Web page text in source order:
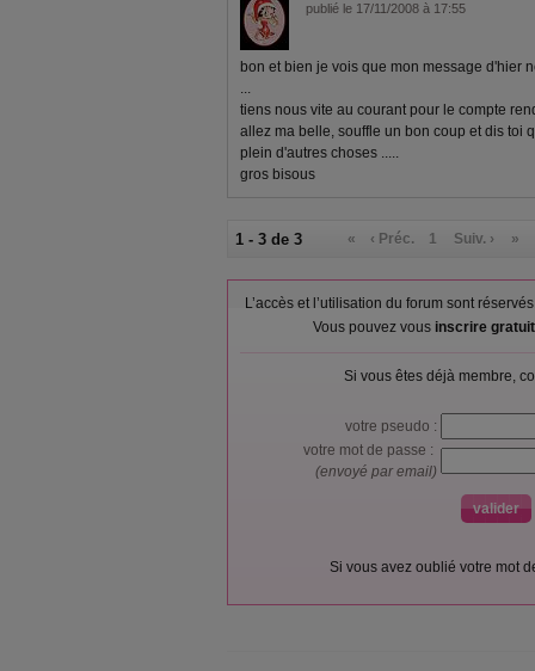
publié le 17/11/2008 à 17:55
bon et bien je vois que mon message d'hier
...
tiens nous vite au courant pour le compte
allez ma belle, souffle un bon coup et dis toi
plein d'autres choses .....
gros bisous
1 - 3 de 3 « ‹ Préc. 1 Suiv. › »
L’accès et l’utilisation du forum sont
Vous pouvez vous inscrire
Si vous êtes déjà membre,
votre pseudo :
votre mot de passe :
(envoyé par email)
Si vous avez oublié votre mot